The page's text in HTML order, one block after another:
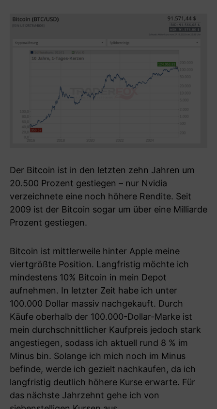
Der Bitcoin ist in den letzten zehn Jahren um
20.500 Prozent gestiegen – nur Nvidia
verzeichnete eine noch höhere Rendite. Seit
2009 ist der Bitcoin sogar um über eine Milliarde
Prozent gestiegen.
Bitcoin ist mittlerweile hinter Apple meine
viertgrößte Position. Langfristig möchte ich
mindestens 10% Bitcoin in mein Depot
aufnehmen. In letzter Zeit habe ich unter
100.000 Dollar massiv nachgekauft. Durch
Käufe oberhalb der 100.000-Dollar-Marke ist
mein durchschnittlicher Kaufpreis jedoch stark
angestiegen, sodass ich aktuell rund 8 % im
Minus bin. Solange ich mich noch im Minus
befinde, werde ich gezielt nachkaufen, da ich
langfristig deutlich höhere Kurse erwarte. Für
das nächste Jahrzehnt gehe ich von